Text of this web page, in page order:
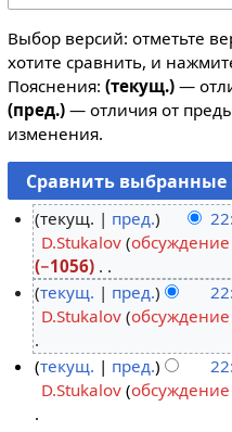
Выбор версий: отметьте
хотите сравнить, и
Пояснения: (текущ.)—
(пред.)— отличия от
изменения.
о
я
текущ. пред.
D.Stukalov обсуждение
−1056
Н
е
о
п
текущ. пред.
D.Stukalov обсуждение
Н
е
текущ. пред.
D.Stukalov обсуждение